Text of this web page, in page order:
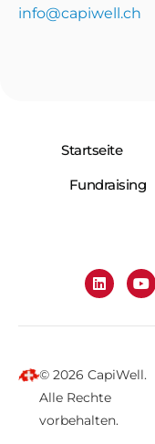
info@capiwell.ch
Startseite
Fundraising
© 2026 CapiWell.
Alle Rechte
vorbehalten.